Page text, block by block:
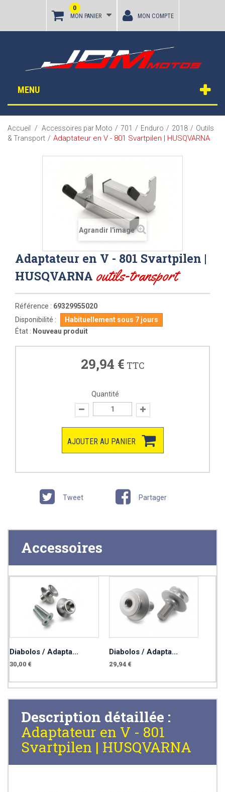
MON PANIER
0
MON COMPTE
MENU
Accueil / Accessoires par Moto / 701 / Enduro / 2018 / Outils
& Transport / Adaptateur en V - 801 Svartpilen | HUSQVARNA
Agrandir l'image
Adaptateur en V - 801 Svartpilen |
HUSQVARNA outils-transport
Référence : 69329955020
Disponibilité :
Habituellement sous 7 jours
État : Nouveau produit
29,94 € TTC
Quantité
AJOUTER AU PANIER
Tweet Partager
Accessoires
Diabolos / Adapta...
30,00 €
Diabolos / Adapta...
29,94 €
Description détaillée :
Adaptateur en V - 801
Svartpilen | HUSQVARNA